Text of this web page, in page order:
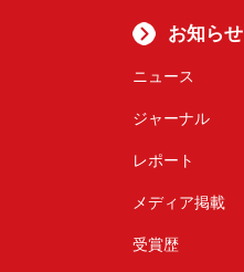
お知らせ
ニュース
ジャーナル
レポート
メディア掲載
受賞歴